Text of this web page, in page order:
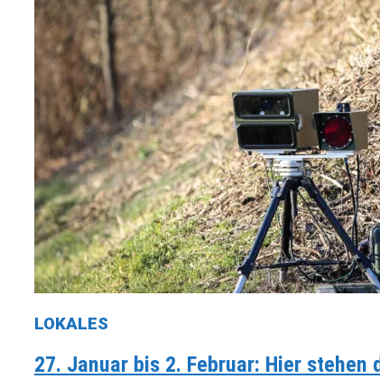
LOKALES
27. Januar bis 2. Februar: Hier